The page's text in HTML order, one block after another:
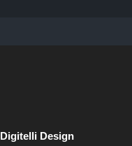
Digitelli Design